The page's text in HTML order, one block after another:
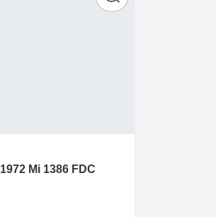
Mi 1386 FDC